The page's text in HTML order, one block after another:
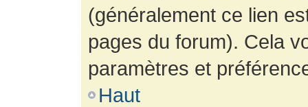
(généralement ce lien
pages du forum). Cela
paramètres et
Haut